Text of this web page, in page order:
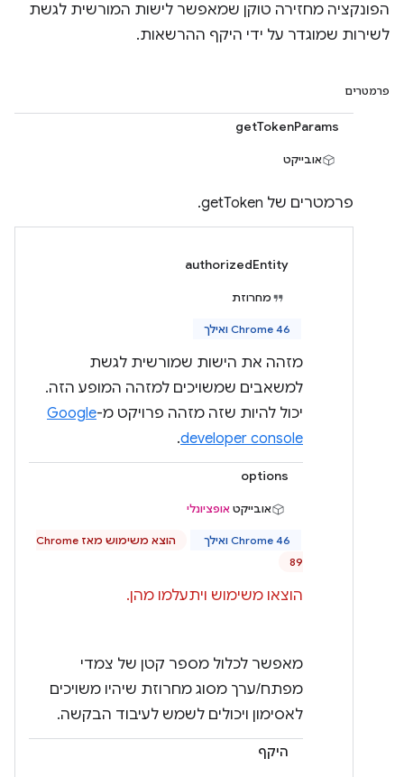
הפונקציה מחזירה טוקן שמאפשר לישות המורשית לגשת
לשירות שמוגדר על ידי היקף ההרשאות.
פרמטרים
getTokenParams
אובייקט
פרמטרים של getToken.
authorizedEntity
מחרוזת
Chrome 46 ואילך
מזהה את הישות שמורשית לגשת
למשאבים שמשויכים למזהה המופע הזה.
יכול להיות שזה מזהה פרויקט מ-Google
developer console
.
options
אובייקט אופציונלי
Chrome 46 ואילך
הוצא משימוש מאז Chrome
89
הוצאו משימוש ויתעלמו מהן.
מאפשר לכלול מספר קטן של צמדי
מפתח/ערך מסוג מחרוזת שיהיו משויכים
לאסימון ויכולים לשמש לעיבוד הבקשה.
היקף